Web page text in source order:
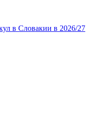
в Словакии в 2026/27